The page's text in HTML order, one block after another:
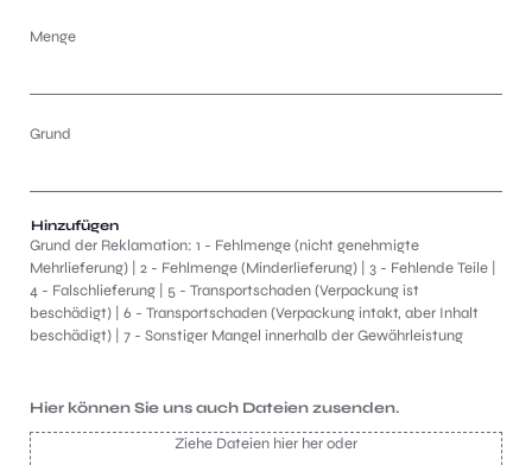
Hinzufügen
Grund der Reklamation: 1 - Fehlmenge (nicht genehmigte
Mehrlieferung) | 2 - Fehlmenge (Minderlieferung) | 3 - Fehlende Teile |
4 - Falschlieferung | 5 - Transportschaden (Verpackung ist
beschädigt) | 6 - Transportschaden (Verpackung intakt, aber Inhalt
beschädigt) | 7 - Sonstiger Mangel innerhalb der Gewährleistung
Hier können Sie uns auch Dateien zusenden.
Ziehe Dateien hier her oder